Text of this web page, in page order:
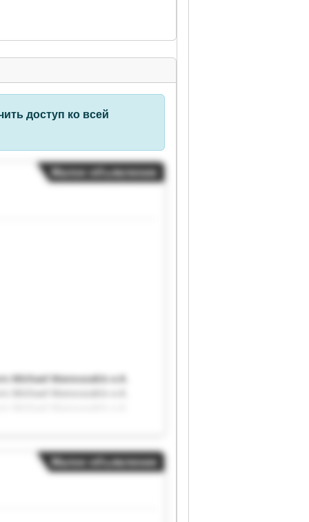
доступ ко всей
Малое объявление
Michael Manousakis e.K.
Michael Manousakis e.K.
Michael Manousakis e.K.
Michael Manousakis e.K.
Michael Manousakis e.K.
Michael Manousakis e.K.
Малое объявление